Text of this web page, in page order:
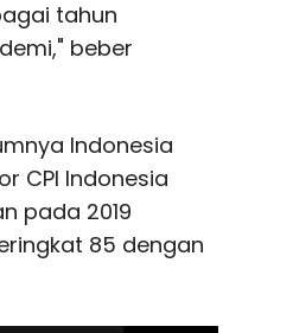
tahun
beber
Indonesia
CPI Indonesia
pada 2019
85 dengan